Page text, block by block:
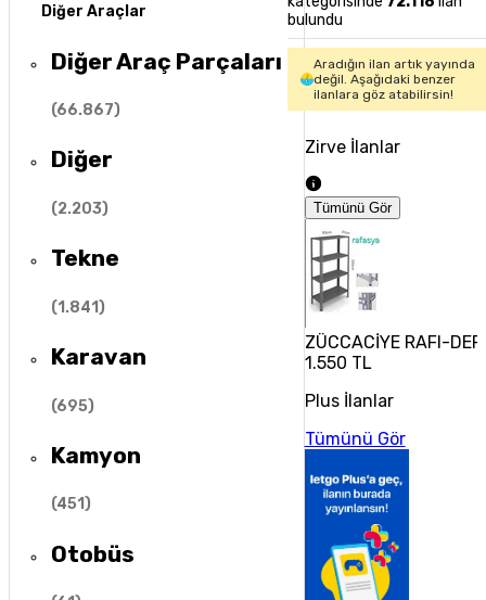
Diğer Araçlar
Diğer Araç Parçaları
(66.867)
Diğer
(2.203)
Tekne
(1.841)
Karavan
(695)
Kamyon
(451)
Otobüs
bulundu
Aradığın ilan artık yayında
değil. Aşağıdaki benzer
ilanlara göz atabilirsin!
Zirve İlanlar
Tümünü Gör
ZÜCCACİYE RAFI-
1.550 TL
Plus İlanlar
Tümünü Gör